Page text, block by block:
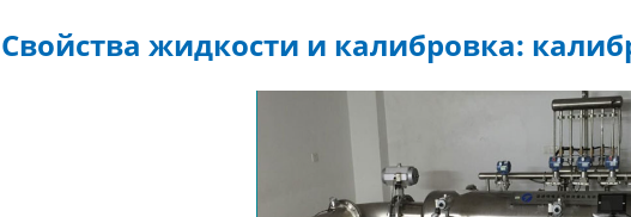
Свойства жидкости и калибровка: